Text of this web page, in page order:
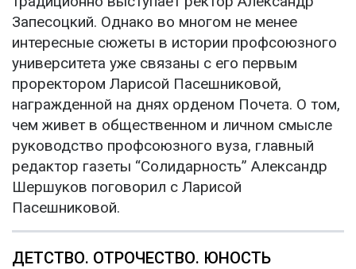
Запесоцкий. Однако во многом не менее
интересные сюжеты в истории профсоюзного
университета уже связаны с его первым
проректором Ларисой Пасешниковой,
награжденной на днях орденом Почета. О том,
чем живет в общественном и личном смысле
руководство профсоюзного вуза, главный
редактор газеты “Солидарность” Александр
Шершуков поговорил с Ларисой
Пасешниковой.
ДЕТСТВО. ОТРОЧЕСТВО. ЮНОСТЬ